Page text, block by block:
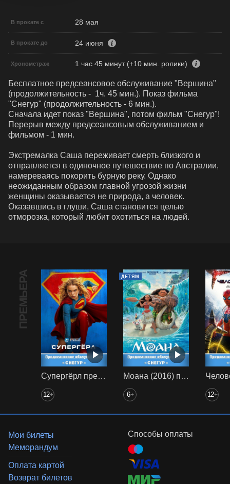
В прокате с 28 мая
В прокате до 24 июня
Хронометраж 1 час 45 минут (+10 мин. ролики)
Бесплатное предсеансовое обслуживание "Вершина"
(продолжительность -  1ч. 45 мин.). Показ фильма
"Снегур" (продолжительность - 6 мин.).
Сначала идет показ "Вершина", потом фильм "Снегур"!
Перерыв между предсеансовым обслуживанием и
фильмом - 1 мин.
Экстремалка Саша переживает смерть близкого и
отправляется в одиночное путешествие по Австралии,
намереваясь покорить бурную реку. Однако
неожиданным образом главной угрозой жизни
женщины оказывается не природа, а человек.
Оказавшись в глуши, Саша становится целью
отморозка, который любит охотиться на людей.
ПРЕМЬЕРА
Супергёрл предс. обсл. Снегур
12+
ДЕТЯМ
Моана (2016) предс. обсл. Снегур
6+ 12+
Мои билеты
Меморандум
Оплата картой
Возврат билетов
Способы оплаты